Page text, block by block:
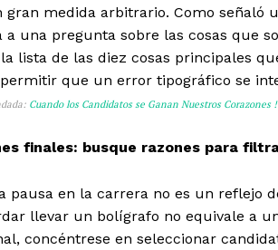
gran medida arbitrario. Como señaló
a una pregunta sobre las cosas que
lista de las diez cosas principales
permitir que un error tipográfico se
Cuando los Candidatos se Ganan Nuestros Corazones !
finales: busque razones para
pausa en la carrera no es un reflejo
llevar un bolígrafo no equivale a
concéntrese en seleccionar